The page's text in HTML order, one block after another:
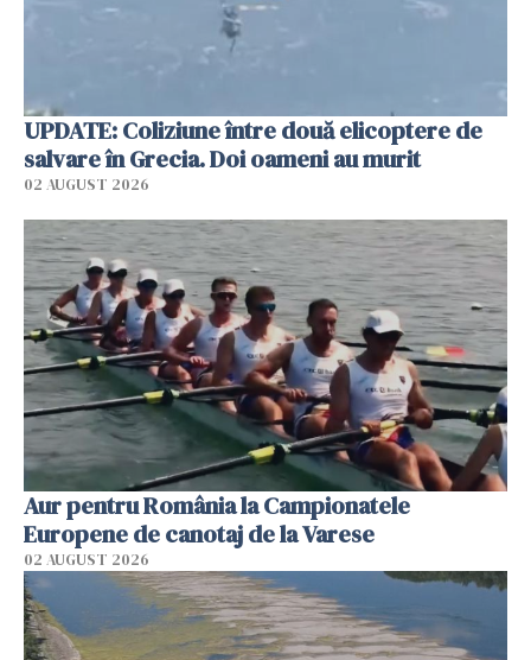
UPDATE: Coliziune între două elicoptere de
salvare în Grecia. Doi oameni au murit
02 AUGUST 2026
Aur pentru România la Campionatele
Europene de canotaj de la Varese
02 AUGUST 2026